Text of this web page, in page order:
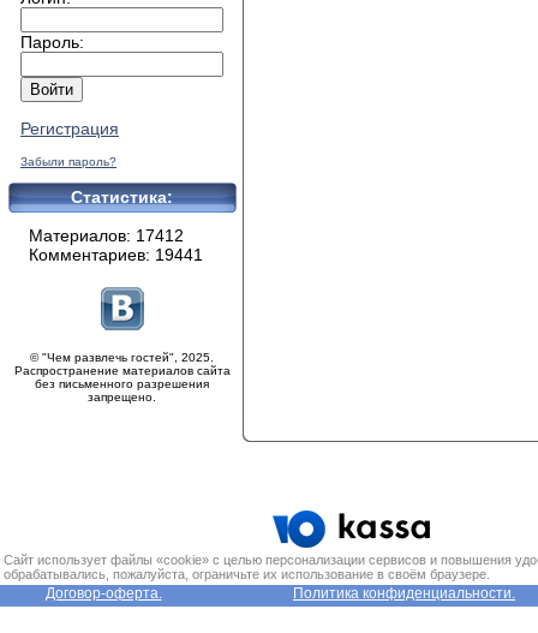
Пароль:
Регистрация
Забыли пароль?
Статистика:
Материалов: 17412
Комментариев: 19441
© "Чем развлечь гостей", 2025.
Распространение материалов сайта
без письменного разрешения
запрещено.
Сайт использует файлы «cookie» с целью персонализации сервисов и повышения
обрабатывались, пожалуйста, ограничьте их использование в своём браузере.
Договор-оферта. Политика конфиденциальности.